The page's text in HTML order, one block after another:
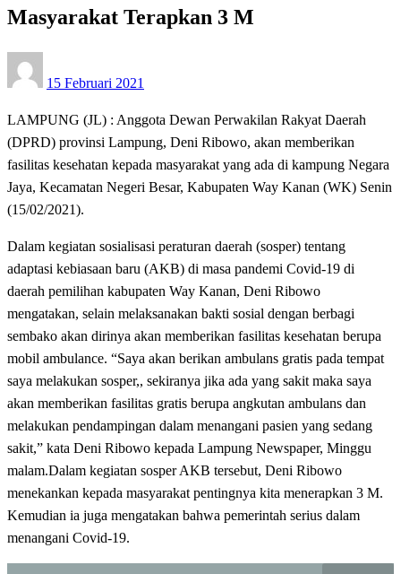
Masyarakat Terapkan 3 M
on
15 Februari 2021
LAMPUNG (JL) : Anggota Dewan Perwakilan Rakyat Daerah
(DPRD) provinsi Lampung, Deni Ribowo, akan memberikan
fasilitas kesehatan kepada masyarakat yang ada di kampung Negara
Jaya, Kecamatan Negeri Besar, Kabupaten Way Kanan (WK) Senin
(15/02/2021).
Dalam kegiatan sosialisasi peraturan daerah (sosper) tentang
adaptasi kebiasaan baru (AKB) di masa pandemi Covid-19 di
daerah pemilihan kabupaten Way Kanan, Deni Ribowo
mengatakan, selain melaksanakan bakti sosial dengan berbagi
sembako akan dirinya akan memberikan fasilitas kesehatan berupa
mobil ambulance. “Saya akan berikan ambulans gratis pada tempat
saya melakukan sosper,, sekiranya jika ada yang sakit maka saya
akan memberikan fasilitas gratis berupa angkutan ambulans dan
melakukan pendampingan dalam menangani pasien yang sedang
sakit,” kata Deni Ribowo kepada Lampung Newspaper, Minggu
malam.Dalam kegiatan sosper AKB tersebut, Deni Ribowo
menekankan kepada masyarakat pentingnya kita menerapkan 3 M.
Kemudian ia juga mengatakan bahwa pemerintah serius dalam
menangani Covid-19.